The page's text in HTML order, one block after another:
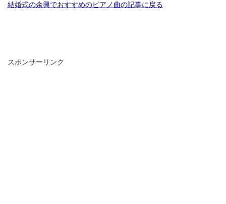
結婚式の余興でおすすめのピアノ曲の記事に戻る
スポンサーリンク